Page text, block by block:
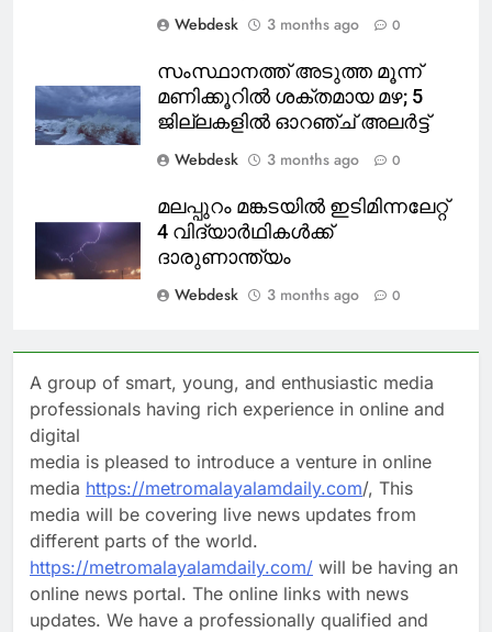
Webdesk
3 months ago 0
സംസ്ഥാനത്ത് അടുത്ത മൂന്ന്
മണിക്കൂറിൽ ശക്തമായ മഴ; 5
ജില്ലകളിൽ ഓറഞ്ച് അലർട്ട്
Webdesk
3 months ago 0
മലപ്പുറം മങ്കടയിൽ ഇടിമിന്നലേറ്റ്
4 വിദ്യാർഥികൾക്ക്
ദാരുണാന്ത്യം
Webdesk
3 months ago 0
A group of smart, young, and enthusiastic media
professionals having rich experience in online and
digital
media is pleased to introduce a venture in online
media https://metromalayalamdaily.com/, This
media will be covering live news updates from
different parts of the world.
https://metromalayalamdaily.com/ will be having an
online news portal. The online links with news
updates. We have a professionally qualified and